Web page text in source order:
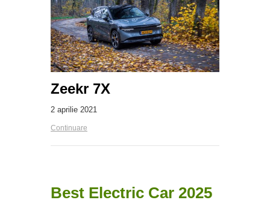
Zeekr 7X
2 aprilie 2021
Continuare
Best Electric Car 2025